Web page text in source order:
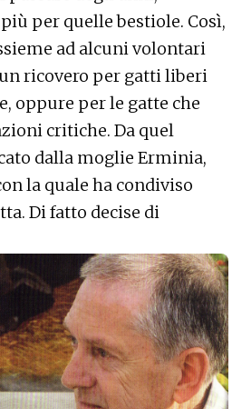
per quelle bestiole. Così,
ad alcuni volontari
ricovero per gatti liberi
oppure per le gatte che
critiche. Da quel
dalla moglie Erminia,
la quale ha condiviso
Di fatto decise di